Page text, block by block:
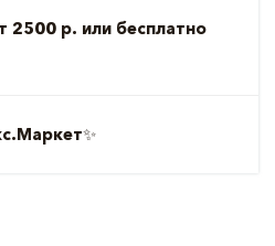
2500 р. или бесплатно
✨